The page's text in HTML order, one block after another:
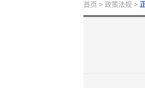
首页 > 政策法规 >